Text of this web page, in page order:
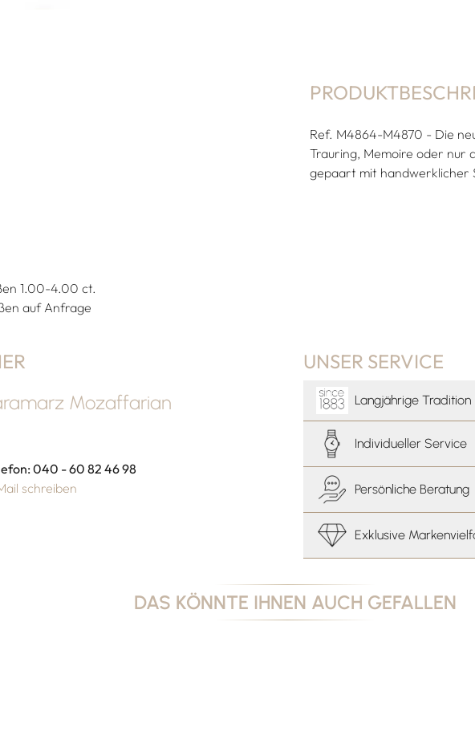
1.00-4.00 ct.
auf Anfrage
Ref. M4864-M4870 - Die
Trauring, Memoire oder nur
gepaart mit handwerklicher
Mozaffarian
040 - 60 82 46 98
schreiben
UNSER SERVICE
Langjährige Tradition
Individueller Service
Persönliche Beratung
Exklusive
DAS KÖNNTE IHNEN AUCH GEFALLEN